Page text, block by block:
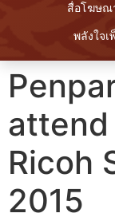
สื่อโฆษณ
พลังใจ
attend
Ricoh
2015